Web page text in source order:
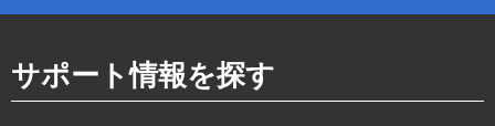
サポート情報を探す